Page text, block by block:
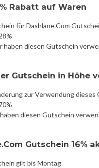
Rabatt auf Waren
für Dashlane.Com
haben diesen Gutschein
Gutschein in Höhe
zur Verwendung dieses
diesen Gutschein
Gutschein 16%
gilt bis Montag